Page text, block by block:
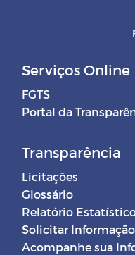
Serviços Online
FGTS
Portal da
Transparência
Licitações
Glossário
Relatório
Solicitar Informação
Acompanhe sua